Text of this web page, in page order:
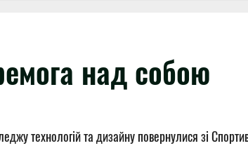
над собою
технологій та дизайну повернулися зі